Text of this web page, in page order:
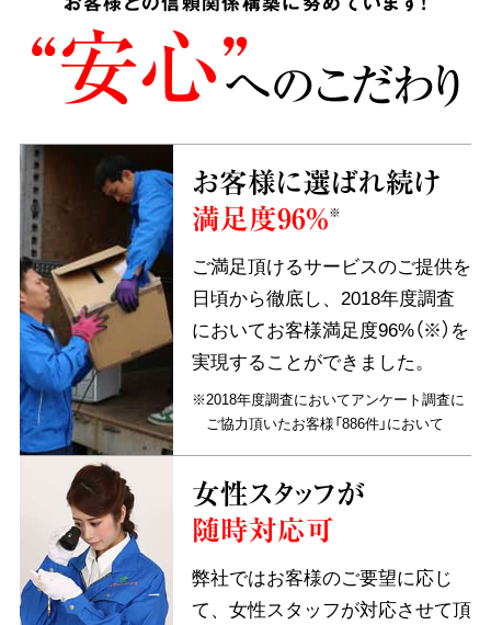
“安心”へのこだわり
お客様に選ばれ続け
満足度96% ※
ご満足頂けるサービスのご提供を
日頃から徹底し、2018年度調査
においてお客様満足度96%（※）を
実現することができました。
※2018年度調査においてアンケート調査に
ご協力頂いたお客様「886件」において
女性スタッフが
随時対応可
弊社ではお客様のご要望に応じ
て、女性スタッフが対応させて頂